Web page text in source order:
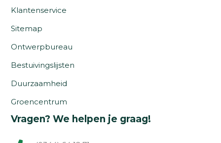
Klantenservice
Sitemap
Ontwerpbureau
Bestuivingslijsten
Duurzaamheid
Groencentrum
Vragen? We helpen je graag!